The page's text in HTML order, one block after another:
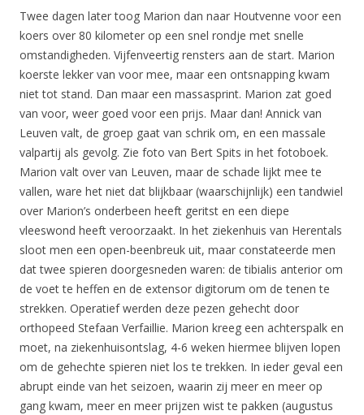
Twee dagen later toog Marion dan naar Houtvenne voor een
koers over 80 kilometer op een snel rondje met snelle
omstandigheden. Vijfenveertig rensters aan de start. Marion
koerste lekker van voor mee, maar een ontsnapping kwam
niet tot stand. Dan maar een massasprint. Marion zat goed
van voor, weer goed voor een prijs. Maar dan! Annick van
Leuven valt, de groep gaat van schrik om, en een massale
valpartij als gevolg. Zie foto van Bert Spits in het fotoboek.
Marion valt over van Leuven, maar de schade lijkt mee te
vallen, ware het niet dat blijkbaar (waarschijnlijk) een tandwiel
over Marion’s onderbeen heeft geritst en een diepe
vleeswond heeft veroorzaakt. In het ziekenhuis van Herentals
sloot men een open-beenbreuk uit, maar constateerde men
dat twee spieren doorgesneden waren: de tibialis anterior om
de voet te heffen en de extensor digitorum om de tenen te
strekken. Operatief werden deze pezen gehecht door
orthopeed Stefaan Verfaillie. Marion kreeg een achterspalk en
moet, na ziekenhuisontslag, 4-6 weken hiermee blijven lopen
om de gehechte spieren niet los te trekken. In ieder geval een
abrupt einde van het seizoen, waarin zij meer en meer op
gang kwam, meer en meer prijzen wist te pakken (augustus